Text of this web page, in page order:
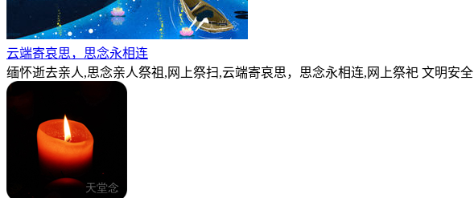
云端寄哀思，思念永相连
缅怀逝去亲人,思念亲人祭祖,网上祭扫,云端寄哀思，思念永相连,网上祭祀 文明安全